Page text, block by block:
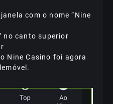
com o nome “Nine
no canto superior
Nine Casino foi agora